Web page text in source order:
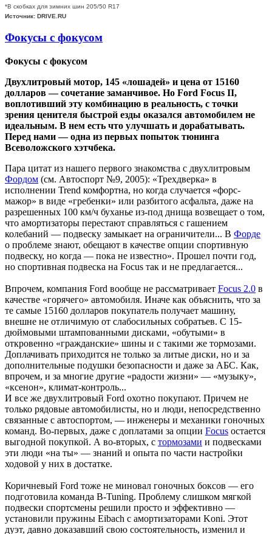
*В скобках для зимних шин 205/50 R17
Источник: DRIVE.RU
Фокусы с фокусом
Фокусы с фокусом
Двухлитровый мотор, 145 «лошадей» и цена от 15160
долларов — сочетание заманчивое. Но Ford Focus II,
воплотивший эту комбинацию в реальность, с точки
зрения ценителя быстрой езды оказался автомобилем не
идеальным. В нем есть что улучшать и дорабатывать.
Перед нами — одна из первых попыток тюнинга
Всеволожского хэтчбека.
Пара цитат из нашего первого знакомства с двухлитровым
Фордом (см. Автоспорт №9, 2005): «Трехдверка» в
исполнении Trend комфортна, но когда случается «форс-
мажор» в виде «гребенки» или разбитого асфальта, даже на
разрешенных 100 км/ч буханье из-под днища возвещает о том,
что амортизаторы перестают справляться с гашением
колебаний — подвеску замыкает на ограничители... В Форде
о проблеме знают, обещают в качестве опции спортивную
подвеску, но когда — пока не известно». Прошел почти год,
но спортивная подвеска на Focus так и не предлагается...
Впрочем, компания Ford вообще не рассматривает Focus 2.0 в
качестве «горячего» автомобиля. Иначе как объяснить, что за
те самые 15160 долларов покупатель получает машину,
внешне не отличимую от слабосильных собратьев. С 15-
дюймовыми штампованными дисками, «обутыми» в
откровенно «гражданские» шины и с такими же тормозами.
Доплачивать приходится не только за литые диски, но и за
дополнительные подушки безопасности и даже за АБС. Как,
впрочем, и за многие другие «радости жизни» — «музыку»,
«ксенон», климат-контроль...
И все же двухлитровый Ford охотно покупают. Причем не
только рядовые автомобилисты, но и люди, непосредственно
связанные с автоспортом, — инженеры и механики гоночных
команд. Во-первых, даже с доплатами за опции Focus остается
выгодной покупкой. А во-вторых, с тормозами и подвесками
эти люди «на ты» — знаний и опыта по части настройки
ходовой у них в достатке.
Коричневый Ford тоже не миновал гоночных боксов — его
подготовила команда В-Tuning. Проблему слишком мягкой
подвески спортсмены решили просто и эффективно —
установили пружины Eibach с амортизаторами Koni. Этот
дуэт, давно доказавший свою состоятельность, изменил и